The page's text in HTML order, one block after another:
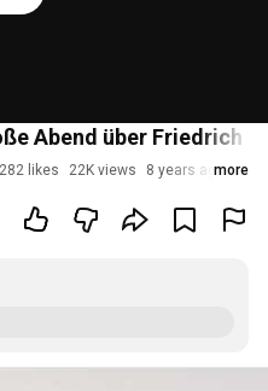
Abend über Friedrich
282 likes 22K views 8 years agomore